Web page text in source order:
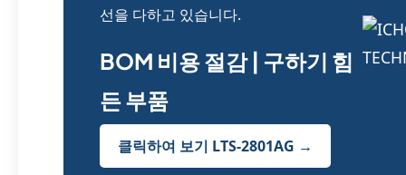
선을 다하고 있습니다.
BOM 비용 절감 | 구하기 힘
든 부품
클릭하여 보기 LTS-2801AG →